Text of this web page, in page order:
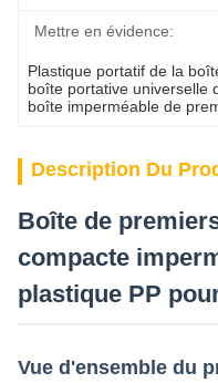
Mettre en évidence:
Plastique portatif de la
boîte portative universelle
boîte imperméable de
Description Du
Boîte de
compacte
plastique PP
Vue d'ensemble du